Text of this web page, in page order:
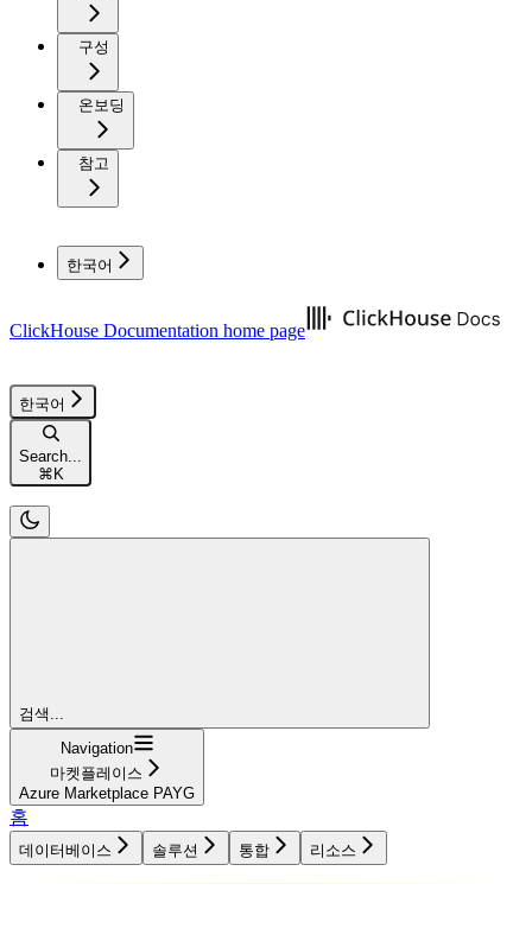
구성
온보딩
참고
한국어
ClickHouse Documentation home page
한국어
Search...
⌘ K
검색...
Navigation
마켓플레이스
Azure Marketplace PAYG
홈
데이터베이스 솔루션 통합 리소스